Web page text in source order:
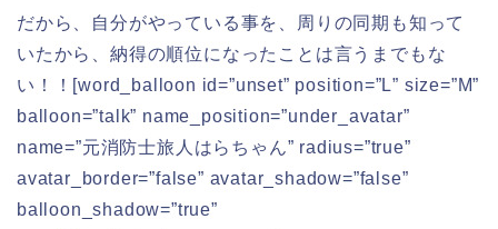
だから、自分がやっている事を、周りの同期も知って
いたから、納得の順位になったことは言うまでもな
い！！[word_balloon id=”unset” position=”L” size=”M”
balloon=”talk” name_position=”under_avatar”
name=”元消防士旅人はらちゃん” radius=”true”
avatar_border=”false” avatar_shadow=”false”
balloon_shadow=”true”